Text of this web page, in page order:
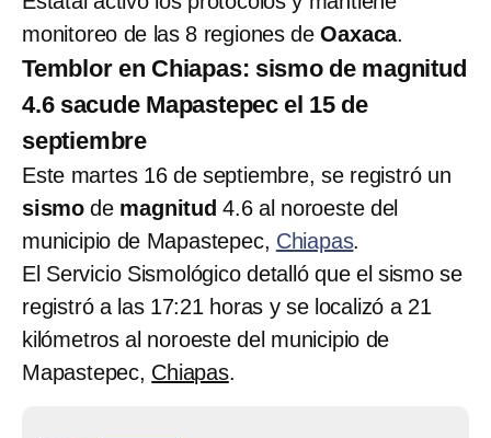
monitoreo de las 8 regiones deOaxaca.
Temblor en Chiapas: sismo de magnitud
4.6 sacude Mapastepec el 15 de
septiembre
Este martes 16 de septiembre, se registró un
sismode magnitud4.6 al noroeste del
municipio de Mapastepec, Chiapas.
El Servicio Sismológico detalló que el sismo se
registró a las 17:21 horas y se localizó a 21
kilómetros al noroeste del municipio de
Mapastepec, Chiapas.